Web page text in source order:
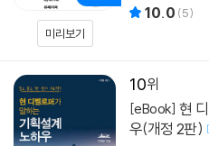
미리보기
10.0 (5)
10
[eBook] 현 디벨로퍼가 말하는 기획설계 노하
우(개정 2판) [